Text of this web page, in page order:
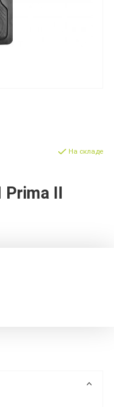
II
На складе